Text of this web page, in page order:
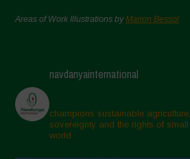
Areas of Work Illustrations byMarion Bessol
navdanyainternational
champions sustainable
sovereignty and the rights of
world.